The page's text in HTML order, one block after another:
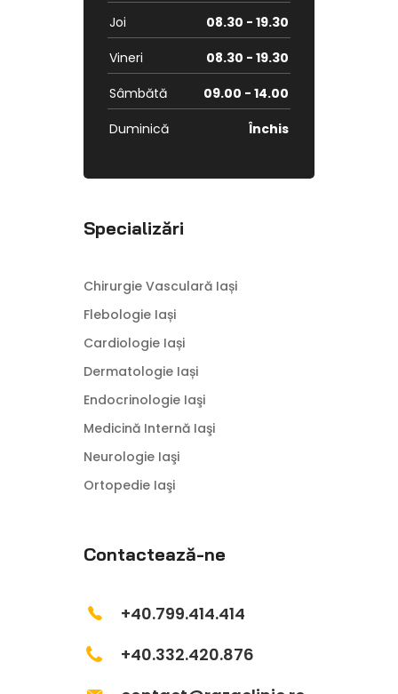
Joi
08.30 - 19.30
Vineri
08.30 - 19.30
Sâmbătă
09.00 - 14.00
Duminică
Închis
Specializări
Chirurgie Vasculară Iași
Flebologie Iași
Cardiologie Iași
Dermatologie Iași
Endocrinologie Iaşi
Medicină Internă Iaşi
Neurologie Iaşi
Ortopedie Iaşi
Contactează-ne
+40.799.414.414
+40.332.420.876